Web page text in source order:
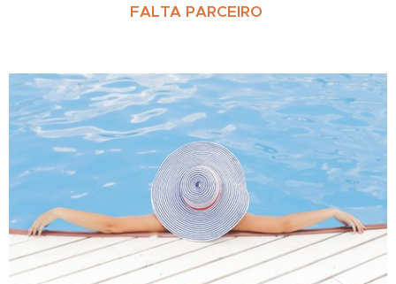
FALTA PARCEIRO